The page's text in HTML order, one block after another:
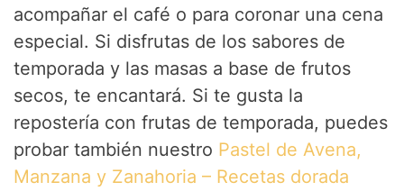
acompañar el café o para coronar una cena
especial. Si disfrutas de los sabores de
temporada y las masas a base de frutos
secos, te encantará. Si te gusta la
repostería con frutas de temporada, puedes
probar también nuestro Pastel de Avena,
Manzana y Zanahoria – Recetas dorada